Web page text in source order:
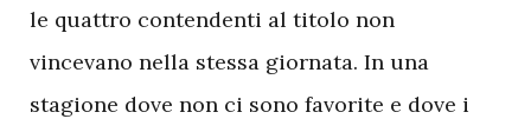
le quattro contendenti al titolo non
vincevano nella stessa giornata. In una
stagione dove non ci sono favorite e dove i